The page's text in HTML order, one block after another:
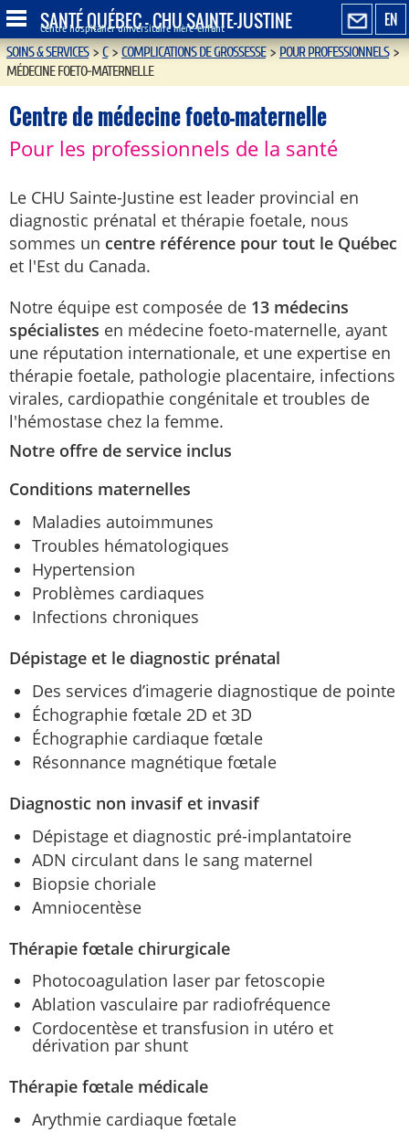
EN
SANTÉ QUÉBEC - CHU SAINTE-JUSTINE
Centre hospitalier universitaire mère-enfant
SOINS & SERVICES>C>COMPLICATIONS DE GROSSESSE>POUR PROFESSIONNELS>
MÉDECINE FOETO-MATERNELLE
Centre de médecine foeto-maternelle
Pour les professionnels de la santé
Le CHU Sainte-Justine est leader provincial en
diagnostic prénatal et thérapie foetale, nous
sommes un centre référence pour tout le Québec
et l'Est du Canada.
Notre équipe est composée de 13 médecins
spécialistes en médecine foeto-maternelle, ayant
une réputation internationale, et une expertise en
thérapie foetale, pathologie placentaire, infections
virales, cardiopathie congénitale et troubles de
l'hémostase chez la femme.
Notre offre de service inclus
Conditions maternelles
Maladies autoimmunes
Troubles hématologiques
Hypertension
Problèmes cardiaques
Infections chroniques
Dépistage et le diagnostic prénatal
Des services d’imagerie diagnostique de pointe
Échographie fœtale 2D et 3D
Échographie cardiaque fœtale
Résonnance magnétique fœtale
Diagnostic non invasif et invasif
Dépistage et diagnostic pré-implantatoire
ADN circulant dans le sang maternel
Biopsie choriale
Amniocentèse
Thérapie fœtale chirurgicale
Photocoagulation laser par fetoscopie
Ablation vasculaire par radiofréquence
Cordocentèse et transfusion in utéro et
dérivation par shunt
Thérapie fœtale médicale
Arythmie cardiaque fœtale